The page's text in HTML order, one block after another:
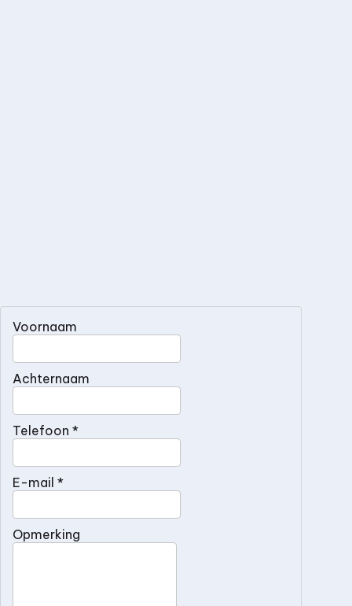
Voornaam
Achternaam
Telefoon *
E-mail *
Opmerking